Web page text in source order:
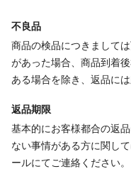
不良品
商品の検品につきまして
があった場合、商品到着
ある場合を除き、返品に
返品期限
基本的にお客様都合の返
ない事情がある方に関し
ールにてご連絡ください。